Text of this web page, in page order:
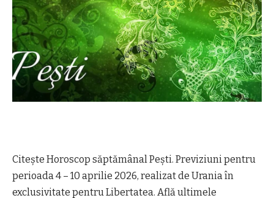
Citește Horoscop săptămânal Pești. Previziuni pentru
perioada 4 – 10 aprilie 2026, realizat de Urania în
exclusivitate pentru Libertatea. Află ultimele